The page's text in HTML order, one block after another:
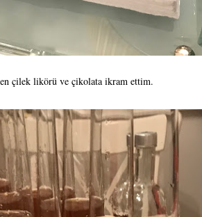
çilek likörü ve çikolata ikram ettim.